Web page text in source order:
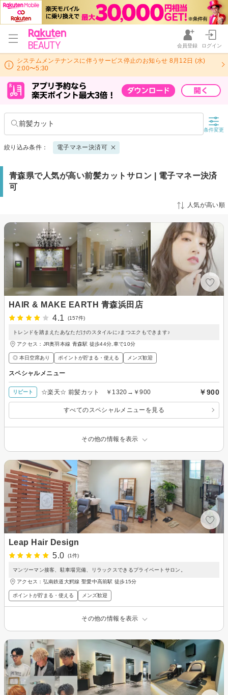
会員登録 ログイン
システムメンテナンスに伴うサービス停止のお知らせ 8月12日 (水)
2:00〜5:30
前髪カット
条件変更
絞り込み条件： 電子マネー決済可
青森県で人気が高い前髪カットサロン | 電子マネー決済
可
人気が高い順
HAIR & MAKE EARTH 青森浜田店
4.1
(157件)
トレンドを踏まえたあなただけのスタイルに♪まつエクもできます♪
アクセス：JR奥羽本線 青森駅 徒歩44分,車で10分
◎ 本日空席あり ポイントが貯まる・使える メンズ歓迎
スペシャルメニュー
リピート ☆楽天☆ 前髪カット ￥1320→￥900 ￥900
すべてのスペシャルメニューを見る
その他の情報を表示
Leap Hair Design
5.0
(1件)
マンツーマン接客、駐車場完備、リラックスできるプライベートサロン。
アクセス：弘南鉄道大鰐線 聖愛中高前駅 徒歩15分
ポイントが貯まる・使える メンズ歓迎
その他の情報を表示